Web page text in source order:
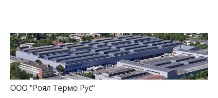
ООО "Роял Термо Рус"